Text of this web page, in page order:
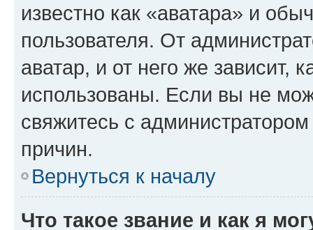
известно как «аватара» и
пользователя. От
аватар, и от него же зависит,
использованы. Если вы не
свяжитесь с
причин.
Вернуться к началу
Что такое звание и как я